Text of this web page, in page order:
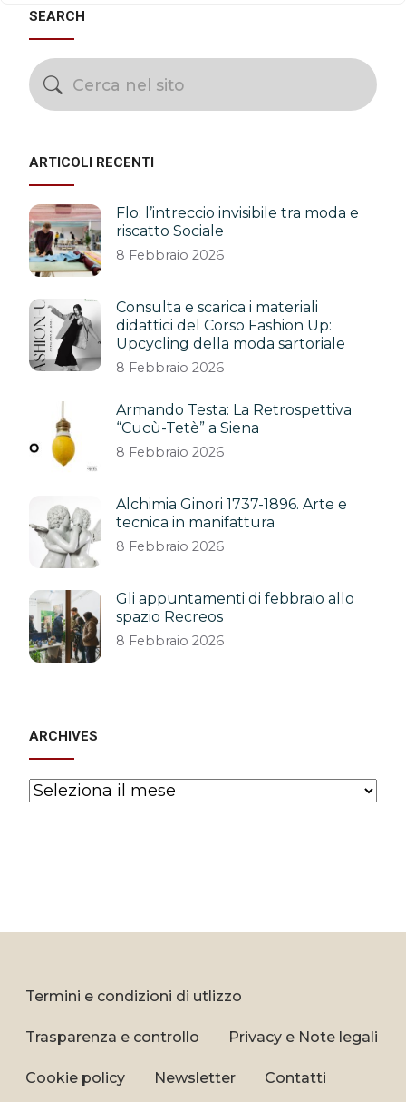
SEARCH
ARTICOLI RECENTI
Flo: l’intreccio invisibile tra moda e
riscatto Sociale
8 Febbraio 2026
Consulta e scarica i materiali
didattici del Corso Fashion Up:
Upcycling della moda sartoriale
8 Febbraio 2026
Armando Testa: La Retrospettiva
“Cucù-Tetè” a Siena
8 Febbraio 2026
Alchimia Ginori 1737-1896. Arte e
tecnica in manifattura
8 Febbraio 2026
Gli appuntamenti di febbraio allo
spazio Recreos
8 Febbraio 2026
ARCHIVES
Archives
Termini e condizioni di utlizzo
Trasparenza e controllo Privacy e Note legali
Cookie policy Newsletter Contatti